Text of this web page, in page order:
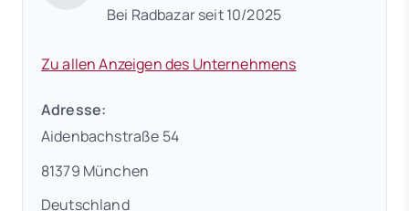
Bei Radbazar seit 10/2025
Zu allen Anzeigen des Unternehmens
Adresse:
Aidenbachstraße 54
81379 München
Deutschland